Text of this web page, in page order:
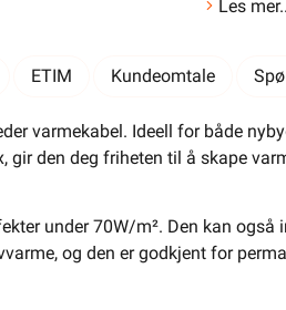
Partnere
Elektromateriell
Varme Hjem & Fritid
& Ledning Energi
Les
ETIM Kundeomtale
varmekabel. Ideell for både
den deg friheten til å skape
under 70W/m². Den kan
og den er godkjent for